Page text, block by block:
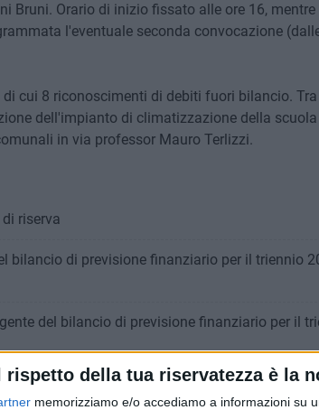
rispetto della tua riservatezza è la
memorizziamo e/o accediamo a informazioni su
Bruni. Orario di inizio fissato alle ore 16, mentre
l'eventuale seconda convocazione
cui 8 riconoscimenti di debiti fuori bilancio.
dell'impianto di climatizzazione della scuola
in via professor Mauro Terlizzi.
riserva
bilancio di previsione finanziario per il triennio
del bilancio di previsione finanziario per il
agevolata (chiamata anche "rottamazione")